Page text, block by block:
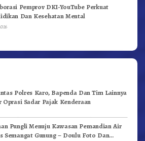
Pemprov DKI-YouTube Perkuat
Dan Kesehatan Mental
Polres Karo, Bapenda Dan Tim Lainnya
Oprasi Sadar Pajak Kenderaan
Pungli Menuju Kawasan Pemandian Air
Semangat Gunung – Doulu Foto Dan